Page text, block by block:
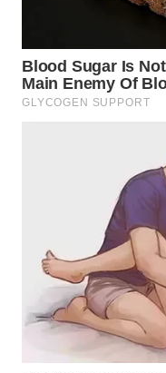
NIAS
WN
TANJUNG
LESUNG
WN